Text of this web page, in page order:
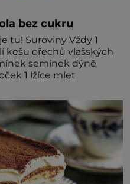
bez cukru
1
kešu ořechů vlašských
semínek dýně
1 lžíce mlet